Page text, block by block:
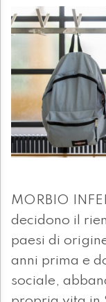
MORBIO
decidono il
paesi di
anni prima e
sociale,